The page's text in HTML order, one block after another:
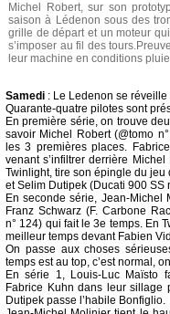
Michel Robert, sur son
saison à Lédenon sous des
grille de départ et un moteur
s’imposer au fil des
leur machine en conditions
Samedi : Le Ledenon se
Quarante-quatre pilotes sont
En première série, on trouve
savoir Michel Robert (@tomo
les 3 premières places.
venant s’infiltrer derrière
Twinlight, tire son épingle du
et Selim Dutipek (Ducati 900 SS
En seconde série, Jean-Michel
Franz Schwarz (F. Carbone
n° 124) qui fait le 3e temps. En
meilleur temps devant Fabien
On passe aux choses
temps est au top, c’est normal,
En série 1, Louis-Luc Maïsto
Fabrice Kuhn dans leur sillage
Dutipek passe l’habile Bonfiglio.